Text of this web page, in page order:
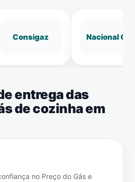
Consigaz Nacional Gás
entrega das
de cozinha em
no Preço do Gás e